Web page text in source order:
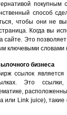
покупным
способ
чтобы они не
Когда вы
Это
ключевыми словами
бизнеса
ссылок является
Это
Link juice), такие